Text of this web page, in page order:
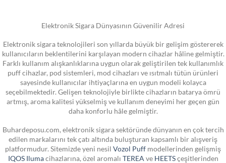
Elektronik Sigara Dünyasının Güvenilir Adresi
Elektronik sigara teknolojileri son yıllarda büyük bir gelişim göstererek
kullanıcıların beklentilerini karşılayan modern cihazlar hâline gelmiştir.
Farklı kullanım alışkanlıklarına uygun olarak geliştirilen tek kullanımlık
puff cihazlar, pod sistemleri, mod cihazları ve ısıtmalı tütün ürünleri
sayesinde kullanıcılar ihtiyaçlarına en uygun modeli kolayca
seçebilmektedir. Gelişen teknolojiyle birlikte cihazların batarya ömrü
artmış, aroma kalitesi yükselmiş ve kullanım deneyimi her geçen gün
daha konforlu hâle gelmiştir.
Buhardeposu.com, elektronik sigara sektöründe dünyanın en çok tercih
edilen markalarını tek çatı altında buluşturan kapsamlı bir alışveriş
platformudur. Sitemizde yeni nesil Vozol Puff modellerinden gelişmiş
IQOS Ilumacihazlarına, özel aromalı TEREA ve HEETSçeşitlerinden